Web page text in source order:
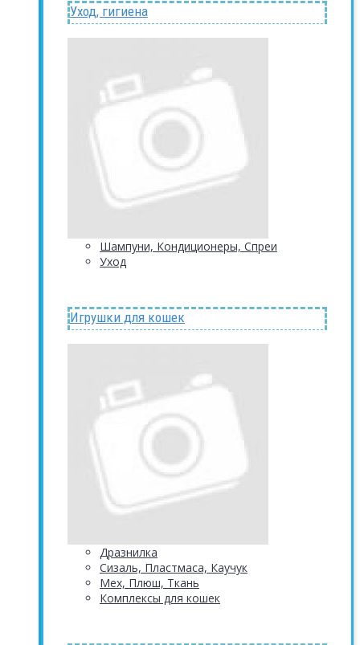
Уход, гигиена
Шампуни, Кондиционеры, Спреи
Уход
Игрушки для кошек
Дразнилка
Сизаль, Пластмаса, Каучук
Мех, Плюш, Ткань
Комплексы для кошек